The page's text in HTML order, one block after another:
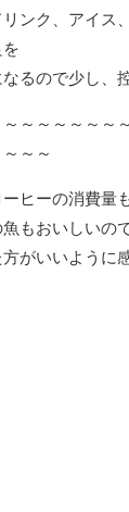
ンク、アイス
るので少し、
～～～～～～
～～
ヒーの消費量
もおいしいの
がいいように